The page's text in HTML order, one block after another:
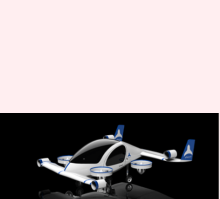
హెలికాప్టర్ కంటే వేగంగా ఎగిరే ఎలక్ట్రిక్
టాక్సీ వచ్చేసింది..!
Jayachandra Akuri Feb 18, 2023 04:59 pm
ఈ వార్తాకథనం ఏంటి